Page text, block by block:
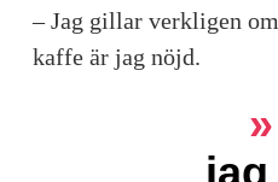
– Jag gillar verkligen
kaffe är jag nöjd.